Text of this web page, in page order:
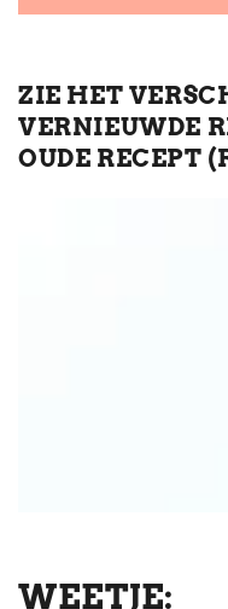
ZIE HET
VERNIEUWDE
OUDE RECEPT
WEETJE: